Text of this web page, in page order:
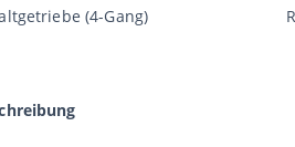
(4-Gang)